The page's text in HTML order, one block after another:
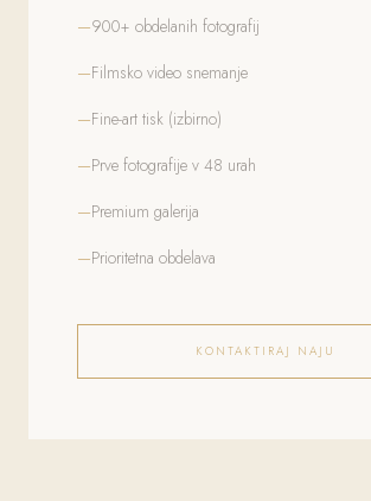
900+ obdelanih fotografij
Filmsko video snemanje
Fine-art tisk (izbirno)
Prve fotografije v 48 urah
Premium galerija
Prioritetna obdelava
KONTAKTIRAJ NAJU